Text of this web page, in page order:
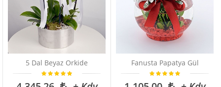
5 Dal Beyaz Orkide Fanusta Papatya Gül